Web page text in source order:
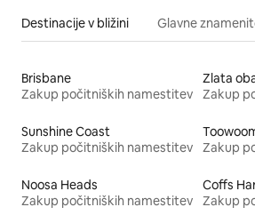
Destinacije v bližini Glavne
Brisbane
Zakup počitniških namestitev
Zlata
Zakup
Sunshine Coast
Zakup počitniških namestitev
Zakup
Noosa Heads
Zakup počitniških namestitev
Coffs
Zakup